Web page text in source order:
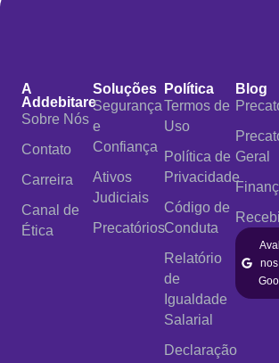
A
Addebitare
Sobre Nós
Contato
Carreira
Canal de
Ética
Soluções
Segurança
e
Confiança
Ativos
Judiciais
Precatórios
Política
Termos de
Uso
Política de
Privacidade
Código de
Conduta
Relatório
de
Igualdade
Salarial
Declaração
Blog
Geral